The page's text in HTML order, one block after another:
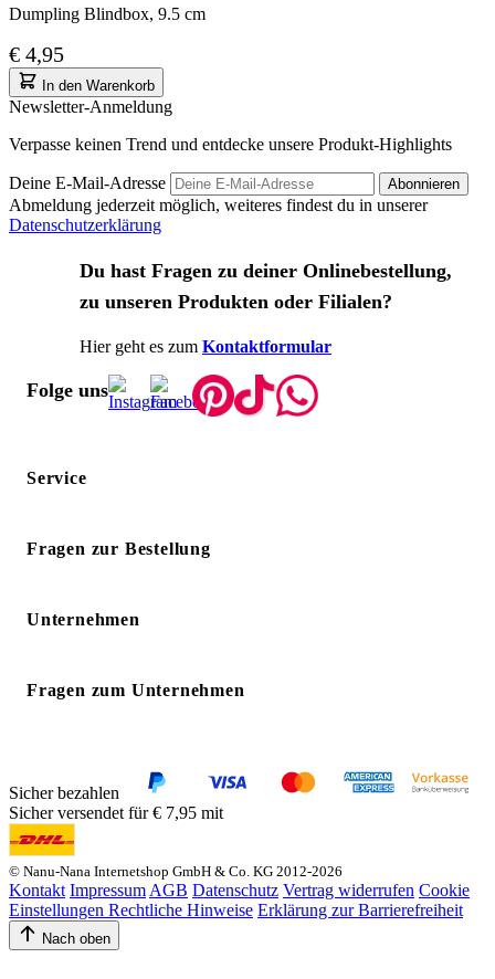
Dumpling Blindbox, 9.5 cm
€ 4,95
In den Warenkorb
Newsletter-Anmeldung
Verpasse keinen Trend und entdecke unsere Produkt-Highlights
Deine E-Mail-Adresse Abonnieren
Abmeldung jederzeit möglich, weiteres findest du in unserer
Datenschutzerklärung
Du hast Fragen zu deiner Onlinebestellung,
zu unseren Produkten oder Filialen?
Hier geht es zum Kontaktformular
Folge uns
Service
Fragen zur Bestellung
Unternehmen
Fragen zum Unternehmen
Sicher bezahlen
Sicher versendet für € 7,95 mit
© Nanu-Nana Internetshop GmbH & Co. KG 2012-2026
Kontakt Impressum AGB Datenschutz Vertrag widerrufen Cookie
Einstellungen Rechtliche Hinweise Erklärung zur Barrierefreiheit
Nach oben